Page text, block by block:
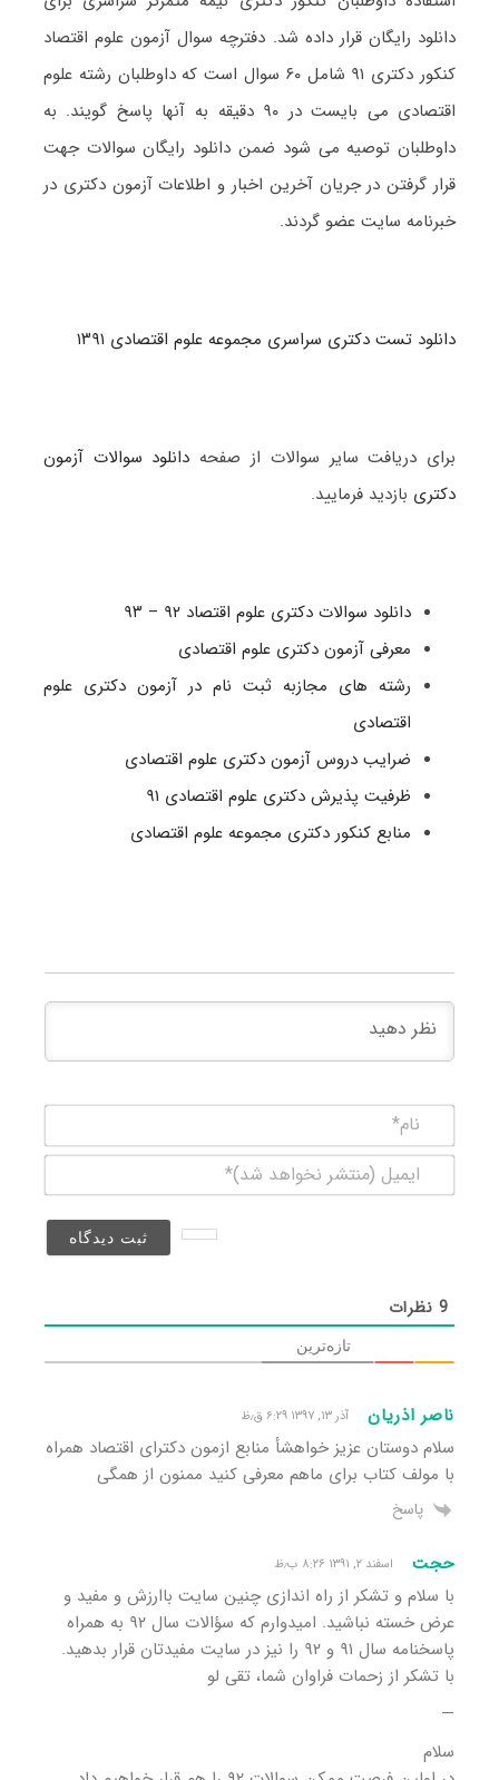
دانلود رایگان قرار داده شد. دفترچه سوال آزمون علوم اقتصاد
کنکور دکتری ۹۱ شامل ۶۰ سوال است که داوطلبان رشته علوم
اقتصادی می بایست در ۹۰ دقیقه به آنها پاسخ گویند. به
داوطلبان توصیه می شود ضمن دانلود رایگان سوالات جهت
قرار گرفتن در جریان آخرین اخبار و اطلاعات آزمون دکتری در
خبرنامه سایت عضو گردند.
دانلود تست دکتری سراسری مجموعه علوم اقتصادی ۱۳۹۱
برای دریافت سایر سوالات از صفحه دانلود سوالات آزمون
دکتری بازدید فرمایید.
دانلود سوالات دکتری علوم اقتصاد ۹۲ – ۹۳
معرفی آزمون دکتری علوم اقتصادی
رشته های مجازبه ثبت نام در آزمون دکتری علوم
اقتصادی
ضرایب دروس آزمون دکتری علوم اقتصادی
ظرفیت پذیرش دکتری علوم اقتصادی ۹۱
منابع کنکور دکتری مجموعه علوم اقتصادی
(منتشر
9نظرات
تازه‌ترین
ناصر اذریان آذر ۱۳, ۱۳۹۷ ۶:۲۹ ق٫ظ
سلام دوستان عزیز خواهشأ منابع ازمون دکترای اقتصاد همراه
با مولف کتاب برای ماهم معرفی کنید ممنون از همگی
پاسخ
حجت اسفند ۲, ۱۳۹۱ ۸:۲۶ ب٫ظ
با سلام و تشکر از راه اندازی چنین سایت باارزش و مفید و
عرض خسته نباشید. امیدوارم که سؤالات سال ۹۲ به همراه
پاسخنامه سال ۹۱ و ۹۲ را نیز در سایت مفیدتان قرار بدهید.
با تشکر از زحمات فراوان شما، تقی لو
—
سلام